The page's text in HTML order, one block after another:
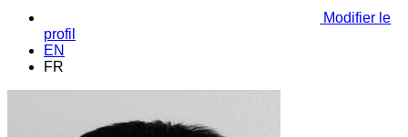
Modifier le
profil
EN
FR